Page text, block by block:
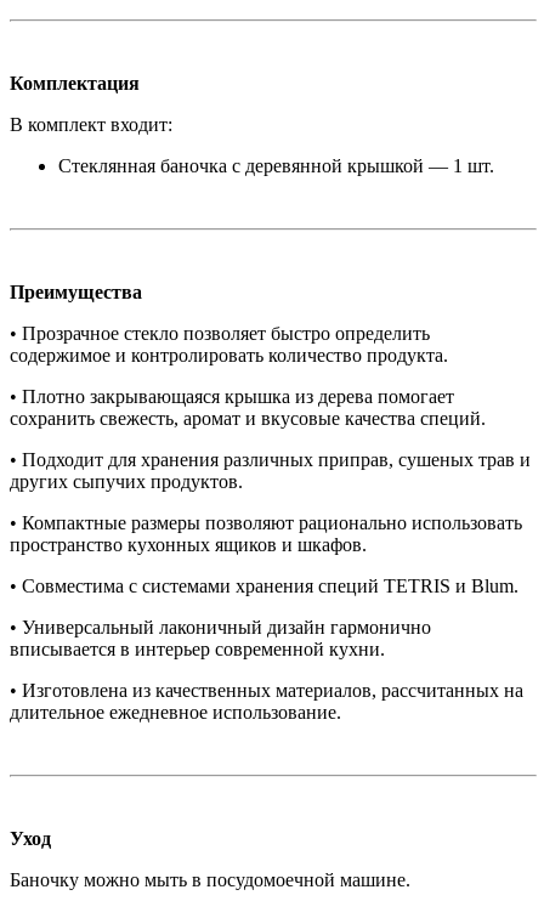
Комплектация
В комплект входит:
Стеклянная баночка с деревянной крышкой — 1 шт.
Преимущества
• Прозрачное стекло позволяет быстро определить
содержимое и контролировать количество продукта.
• Плотно закрывающаяся крышка из дерева помогает
сохранить свежесть, аромат и вкусовые качества специй.
• Подходит для хранения различных приправ, сушеных трав и
других сыпучих продуктов.
• Компактные размеры позволяют рационально использовать
пространство кухонных ящиков и шкафов.
• Совместима с системами хранения специй TETRIS и Blum.
• Универсальный лаконичный дизайн гармонично
вписывается в интерьер современной кухни.
• Изготовлена из качественных материалов, рассчитанных на
длительное ежедневное использование.
Уход
Баночку можно мыть в посудомоечной машине.